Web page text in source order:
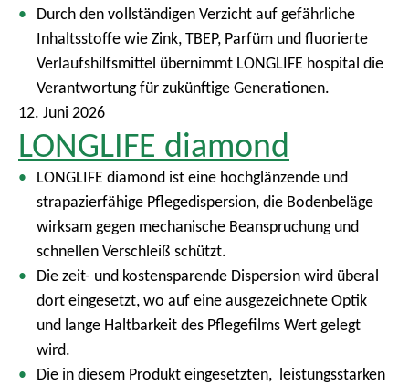
Durch den vollständigen Verzicht auf gefährliche
Inhaltsstoffe wie Zink, TBEP, Parfüm und fluorierte
Verlaufshilfsmittel übernimmt LONGLIFE hospital die
Verantwortung für zukünftige Generationen.
12. Juni 2026
LONGLIFE diamond
LONGLIFE diamond ist eine hochglänzende und
strapazierfähige Pflegedispersion, die Bodenbeläge
wirksam gegen mechanische Beanspruchung und
schnellen Verschleiß schützt.
Die zeit- und kostensparende Dispersion wird überal
dort eingesetzt, wo auf eine ausgezeichnete Optik
und lange Haltbarkeit des Pflegefilms Wert gelegt
wird.
Die in diesem Produkt eingesetzten, leistungsstarken